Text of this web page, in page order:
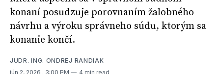
konaní posudzuje porovnaním žalobného
návrhu a výroku správneho súdu, ktorým sa
konanie končí.
JUDR. ING. ONDREJ RANDIAK
jún 2, 2026 . 3:00 PM 4 min read